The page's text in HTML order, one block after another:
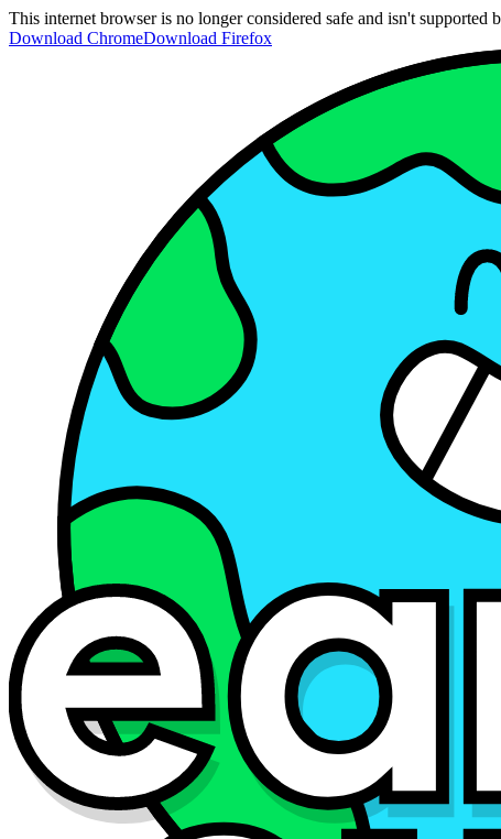
This internet browser is no longer considered safe and isn't
Download ChromeDownload Firefox